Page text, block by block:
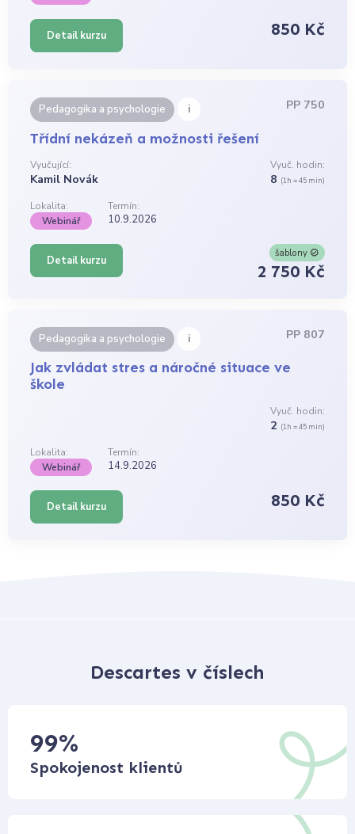
Detail kurzu 850 Kč
Pedagogika a psychologie i PP 750
Třídní nekázeň a možnosti řešení
Vyučující:
Kamil Novák
Vyuč. hodin:
8 (1h = 45 min)
Lokalita:
Termín:
Webinář
10.9.2026
Detail kurzu
šablony
2 750 Kč
Pedagogika a psychologie i PP 807
Jak zvládat stres a náročné situace ve
škole
Vyuč. hodin:
2 (1h = 45 min)
Lokalita:
Termín:
Webinář
14.9.2026
Detail kurzu 850 Kč
Descartes v číslech
99%
Spokojenost klientů